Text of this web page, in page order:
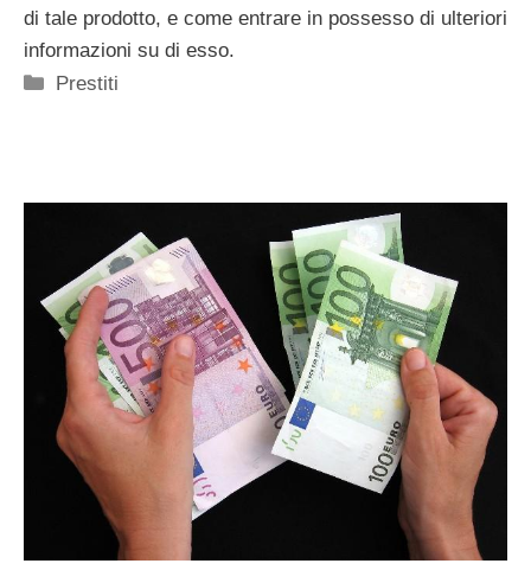
di tale prodotto, e come entrare in possesso di ulteriori
informazioni su di esso.
Categorie
Prestiti